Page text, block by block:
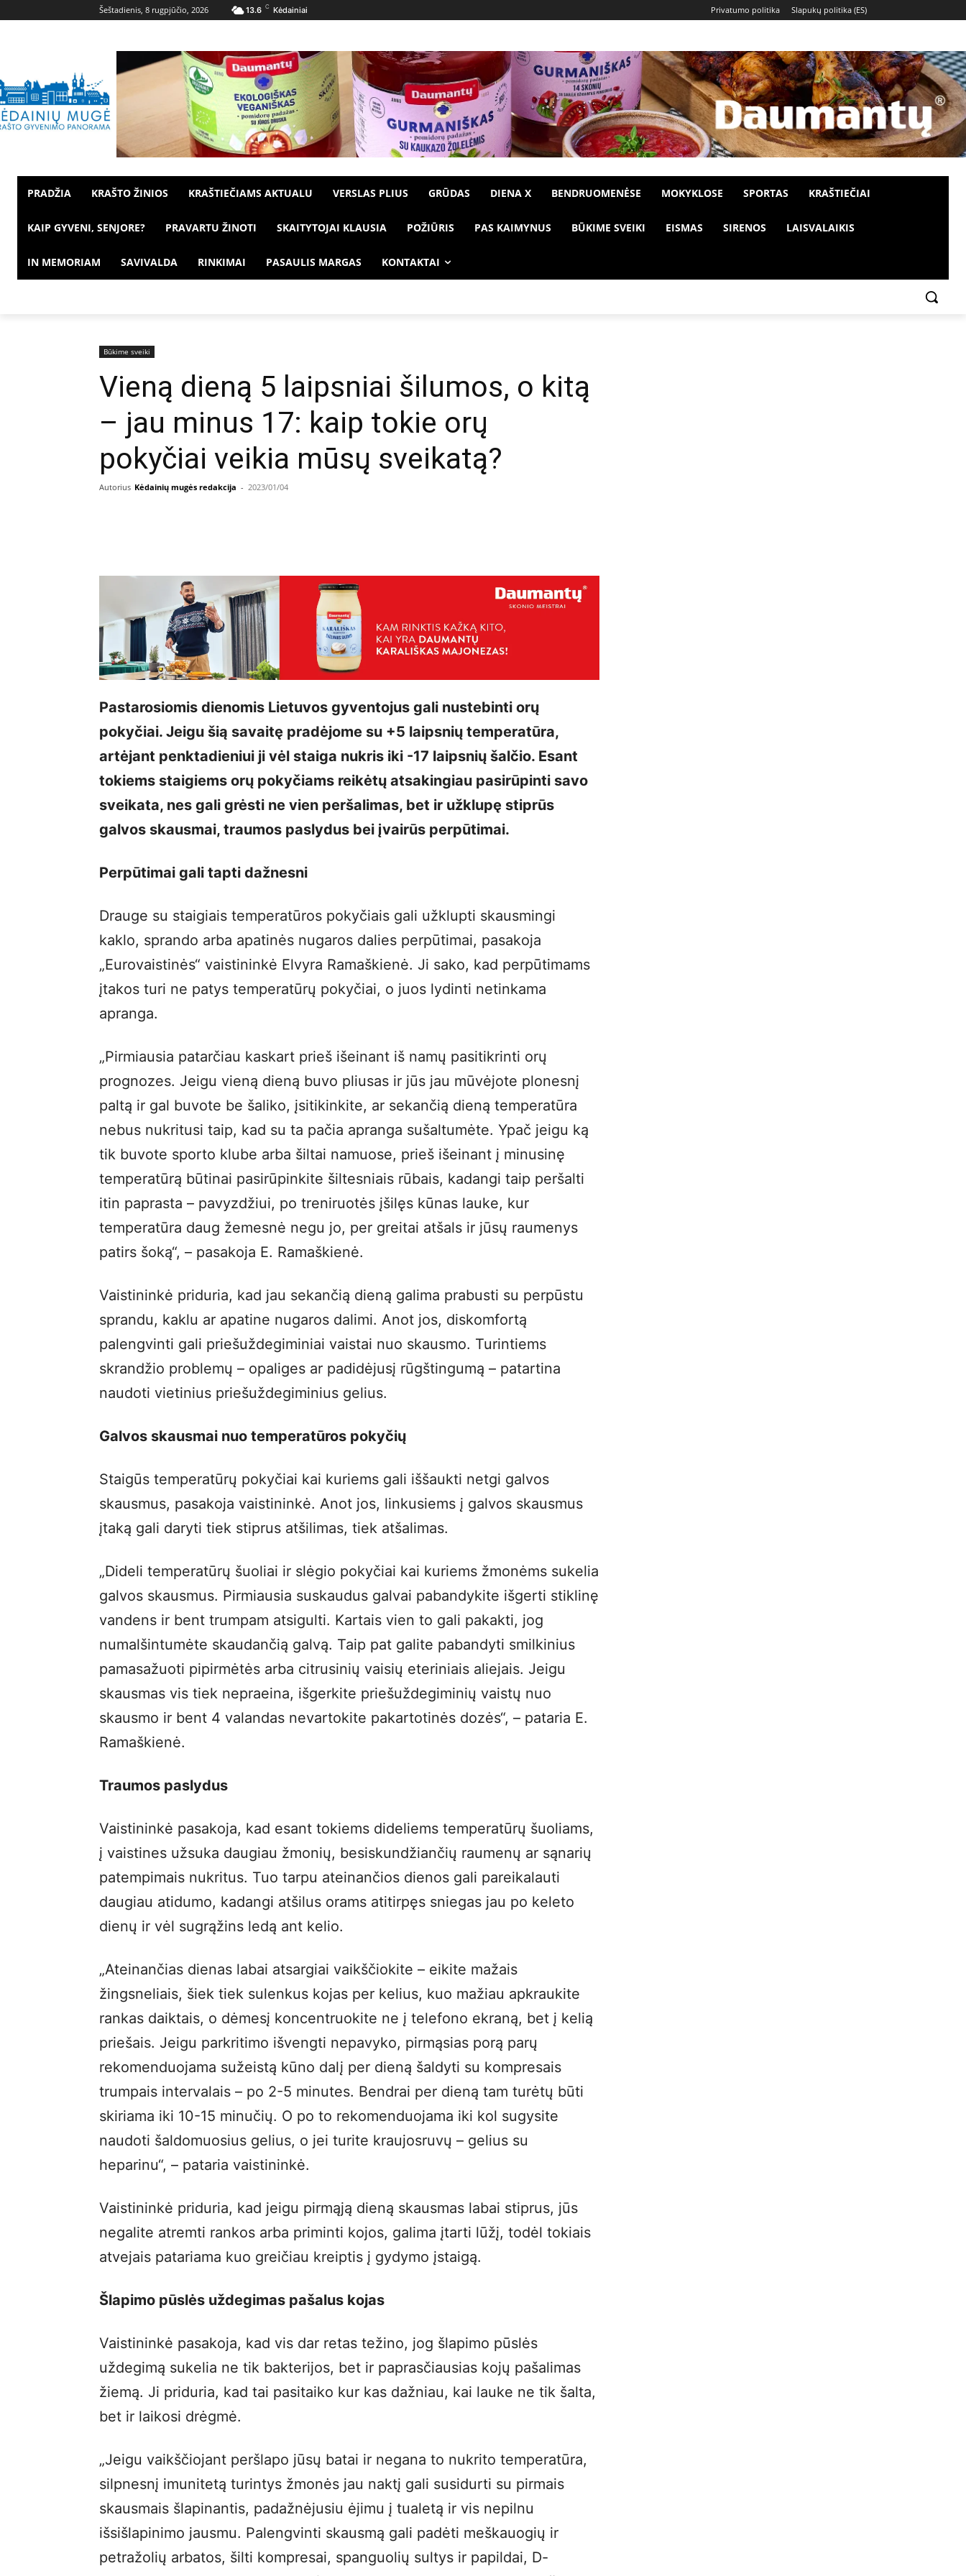
Šeštadienis, 8 rugpjūčio, 2026 13.6 C Kėdainiai Privatumo politika Slapukų politika (ES)
PRADŽIA KRAŠTO ŽINIOS KRAŠTIEČIAMS AKTUALU VERSLAS PLIUS GRŪDAS DIENA X BENDRUOMENĖSE MOKYKLOSE SPORTAS KRAŠTIEČIAI
KAIP GYVENI, SENJORE? PRAVARTU ŽINOTI SKAITYTOJAI KLAUSIA POŽIŪRIS PAS KAIMYNUS BŪKIME SVEIKI EISMAS SIRENOS LAISVALAIKIS
IN MEMORIAM SAVIVALDA RINKIMAI PASAULIS MARGAS KONTAKTAI
Būkime sveiki
Vieną dieną 5 laipsniai šilumos, o kitą
– jau minus 17: kaip tokie orų
pokyčiai veikia mūsų sveikatą?
Autorius Kėdainių mugės redakcija - 2023/01/04
Pastarosiomis dienomis Lietuvos gyventojus gali nustebinti orų
pokyčiai. Jeigu šią savaitę pradėjome su +5 laipsnių temperatūra,
artėjant penktadieniui ji vėl staiga nukris iki -17 laipsnių šalčio. Esant
tokiems staigiems orų pokyčiams reikėtų atsakingiau pasirūpinti savo
sveikata, nes gali grėsti ne vien peršalimas, bet ir užklupę stiprūs
galvos skausmai, traumos paslydus bei įvairūs perpūtimai.
Perpūtimai gali tapti dažnesni
Drauge su staigiais temperatūros pokyčiais gali užklupti skausmingi
kaklo, sprando arba apatinės nugaros dalies perpūtimai, pasakoja
„Eurovaistinės“ vaistininkė Elvyra Ramaškienė. Ji sako, kad perpūtimams
įtakos turi ne patys temperatūrų pokyčiai, o juos lydinti netinkama
apranga.
„Pirmiausia patarčiau kaskart prieš išeinant iš namų pasitikrinti orų
prognozes. Jeigu vieną dieną buvo pliusas ir jūs jau mūvėjote plonesnį
paltą ir gal buvote be šaliko, įsitikinkite, ar sekančią dieną temperatūra
nebus nukritusi taip, kad su ta pačia apranga sušaltumėte. Ypač jeigu ką
tik buvote sporto klube arba šiltai namuose, prieš išeinant į minusinę
temperatūrą būtinai pasirūpinkite šiltesniais rūbais, kadangi taip peršalti
itin paprasta – pavyzdžiui, po treniruotės įšilęs kūnas lauke, kur
temperatūra daug žemesnė negu jo, per greitai atšals ir jūsų raumenys
patirs šoką“, – pasakoja E. Ramaškienė.
Vaistininkė priduria, kad jau sekančią dieną galima prabusti su perpūstu
sprandu, kaklu ar apatine nugaros dalimi. Anot jos, diskomfortą
palengvinti gali priešuždegiminiai vaistai nuo skausmo. Turintiems
skrandžio problemų – opaliges ar padidėjusį rūgštingumą – patartina
naudoti vietinius priešuždegiminius gelius.
Galvos skausmai nuo temperatūros pokyčių
Staigūs temperatūrų pokyčiai kai kuriems gali iššaukti netgi galvos
skausmus, pasakoja vaistininkė. Anot jos, linkusiems į galvos skausmus
įtaką gali daryti tiek stiprus atšilimas, tiek atšalimas.
„Dideli temperatūrų šuoliai ir slėgio pokyčiai kai kuriems žmonėms sukelia
galvos skausmus. Pirmiausia suskaudus galvai pabandykite išgerti stiklinę
vandens ir bent trumpam atsigulti. Kartais vien to gali pakakti, jog
numalšintumėte skaudančią galvą. Taip pat galite pabandyti smilkinius
pamasažuoti pipirmėtės arba citrusinių vaisių eteriniais aliejais. Jeigu
skausmas vis tiek nepraeina, išgerkite priešuždegiminių vaistų nuo
skausmo ir bent 4 valandas nevartokite pakartotinės dozės“, – pataria E.
Ramaškienė.
Traumos paslydus
Vaistininkė pasakoja, kad esant tokiems dideliems temperatūrų šuoliams,
į vaistines užsuka daugiau žmonių, besiskundžiančių raumenų ar sąnarių
patempimais nukritus. Tuo tarpu ateinančios dienos gali pareikalauti
daugiau atidumo, kadangi atšilus orams atitirpęs sniegas jau po keleto
dienų ir vėl sugrąžins ledą ant kelio.
„Ateinančias dienas labai atsargiai vaikščiokite – eikite mažais
žingsneliais, šiek tiek sulenkus kojas per kelius, kuo mažiau apkraukite
rankas daiktais, o dėmesį koncentruokite ne į telefono ekraną, bet į kelią
priešais. Jeigu parkritimo išvengti nepavyko, pirmąsias porą parų
rekomenduojama sužeistą kūno dalį per dieną šaldyti su kompresais
trumpais intervalais – po 2-5 minutes. Bendrai per dieną tam turėtų būti
skiriama iki 10-15 minučių. O po to rekomenduojama iki kol sugysite
naudoti šaldomuosius gelius, o jei turite kraujosruvų – gelius su
heparinu“, – pataria vaistininkė.
Vaistininkė priduria, kad jeigu pirmąją dieną skausmas labai stiprus, jūs
negalite atremti rankos arba priminti kojos, galima įtarti lūžį, todėl tokiais
atvejais patariama kuo greičiau kreiptis į gydymo įstaigą.
Šlapimo pūslės uždegimas pašalus kojas
Vaistininkė pasakoja, kad vis dar retas težino, jog šlapimo pūslės
uždegimą sukelia ne tik bakterijos, bet ir paprasčiausias kojų pašalimas
žiemą. Ji priduria, kad tai pasitaiko kur kas dažniau, kai lauke ne tik šalta,
bet ir laikosi drėgmė.
„Jeigu vaikščiojant peršlapo jūsų batai ir negana to nukrito temperatūra,
silpnesnį imunitetą turintys žmonės jau naktį gali susidurti su pirmais
skausmais šlapinantis, padažnėjusiu ėjimu į tualetą ir vis nepilnu
išsišlapinimo jausmu. Palengvinti skausmą gali padėti meškauogių ir
petražolių arbatos, šilti kompresai, spanguolių sultys ir papildai, D-